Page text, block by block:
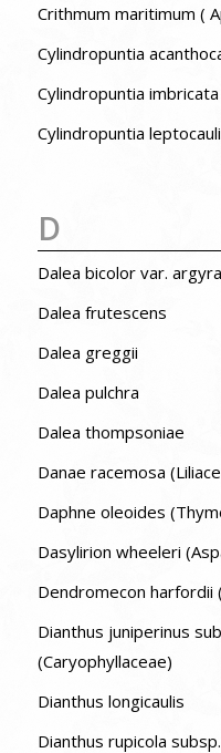
Crithmum maritimum (
Cylindropuntia
Cylindropuntia
Cylindropuntia
D
Dalea bicolor var.
Dalea frutescens
Dalea greggii
Dalea pulchra
Dalea thompsoniae
Danae racemosa
Daphne oleoides
Dasylirion wheeleri
Dendromecon harfordii
Dianthus juniperinus
(Caryophyllaceae)
Dianthus longicaulis
Dianthus rupicola